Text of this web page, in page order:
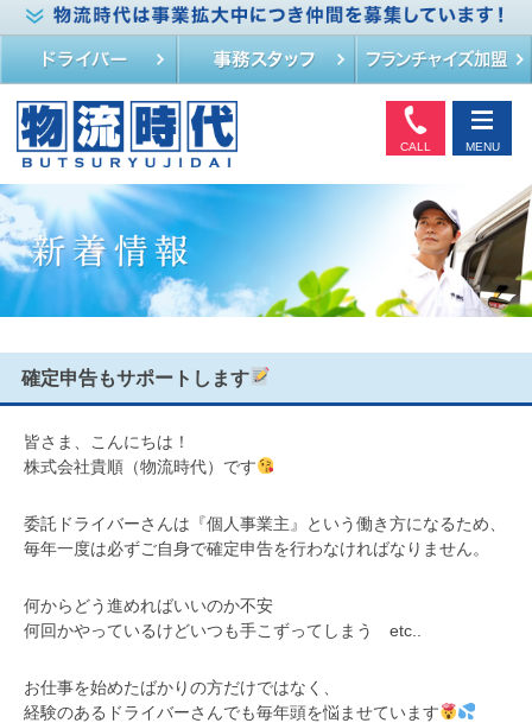
CALL MENU
確定申告もサポートします
皆さま、こんにちは！
株式会社貴順（物流時代）です
委託ドライバーさんは『個人事業主』という働き方になるため、
毎年一度は必ずご自身で確定申告を行わなければなりません。
何からどう進めればいいのか不安
何回かやっているけどいつも手こずってしまう etc..
お仕事を始めたばかりの方だけではなく、
経験のあるドライバーさんでも毎年頭を悩ませています